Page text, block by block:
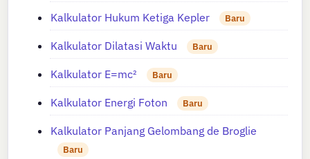
Kalkulator Hukum Ketiga Kepler Baru
Kalkulator Dilatasi Waktu Baru
Kalkulator E=mc² Baru
Kalkulator Energi Foton Baru
Kalkulator Panjang Gelombang de Broglie
Baru